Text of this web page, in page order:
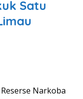
Satu
Narkoba